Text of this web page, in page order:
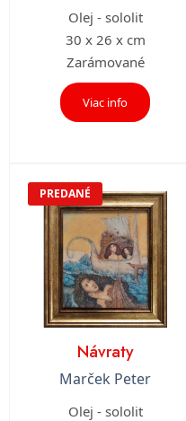
Olej - sololit
30 x 26 x cm
Zarámované
Viac info
PREDANÉ
Návraty
Marček Peter
Olej - sololit